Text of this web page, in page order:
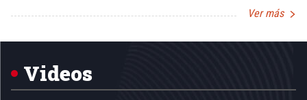
Ver más
1
Videos